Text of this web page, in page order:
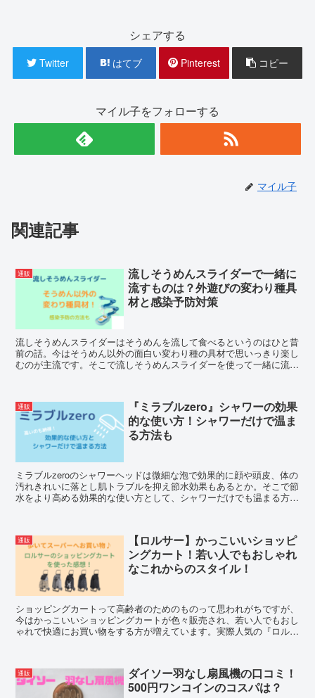
シェアする
Twitter はてブ Pinterest コピー
マイル子をフォローする
マイル子
関連記事
通販
流しそうめんスライダーで一緒に
流すものは？外遊びの変わり種具
材と感染予防対策
流しそうめんスライダーはそうめんを流して食べるというのはひと昔
前の話。今はそうめん以外の面白い変わり種の具材で思いっきり楽し
むのが主流です。そこで流しそうめんスライダーを使って一緒に流す
通販
『ミラブルzero』シャワーの効果
的な使い方！シャワーだけで温ま
る方法も
ミラブルzeroのシャワーヘッドは微細な泡で効果的に顔や頭皮、体の
汚れきれいに落とし肌トラブルを抑え節水効果もあるとか。そこで節
水をより高める効果的な使い方として、シャワーだけでも温まる方法
通販
【ロルサー】かっこいいショッピ
ングカート！若い人でもおしゃれ
なこれからのスタイル！
ショッピングカートって高齢者のためのものって思われがちですが、
今はかっこいいショッピングカートが色々販売され、若い人でもおし
ゃれで快適にお買い物をする方が増えています。実際人気の『ロルサ
通販
ダイソー羽なし扇風機の口コミ！
500円ワンコインのコスパは？